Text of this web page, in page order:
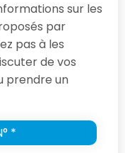
sur les
par
pas à les
de vos
prendre un
*